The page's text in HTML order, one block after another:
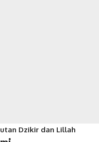
Dzikir dan Lillah